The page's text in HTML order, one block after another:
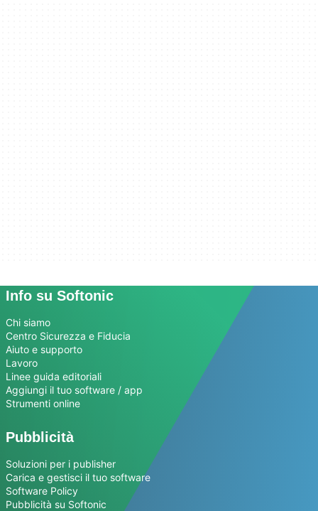
Info su Softonic
Chi siamo
Centro Sicurezza e Fiducia
Aiuto e supporto
Lavoro
Linee guida editoriali
Aggiungi il tuo software / app
Strumenti online
Pubblicità
Soluzioni per i publisher
Carica e gestisci il tuo software
Software Policy
Pubblicità su Softonic